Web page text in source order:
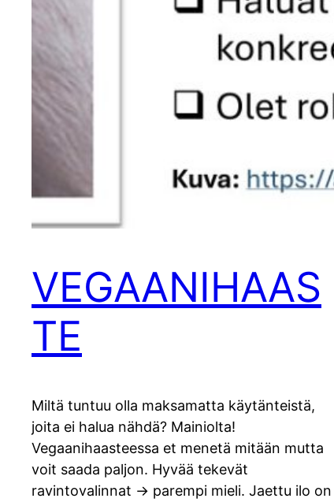
VEGAANIHAAS
TE
Miltä tuntuu olla maksamatta käytänteistä,
joita ei halua nähdä? Mainiolta!
Vegaanihaasteessa et menetä mitään mutta
voit saada paljon. Hyvää tekevät
ravintovalinnat -> parempi mieli. Jaettu ilo on